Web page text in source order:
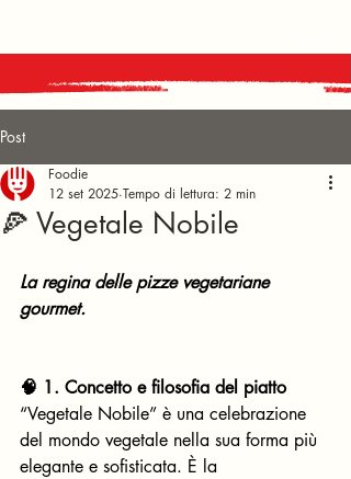
Post
🍕 Vegetale Nobile
Foodie
12 set 2025 Tempo di lettura: 2 min
La regina delle pizze vegetariane
gourmet.
🧠 1. Concetto e filosofia del piatto
“Vegetale Nobile” è una celebrazione
del mondo vegetale nella sua forma più
elegante e sofisticata. È la